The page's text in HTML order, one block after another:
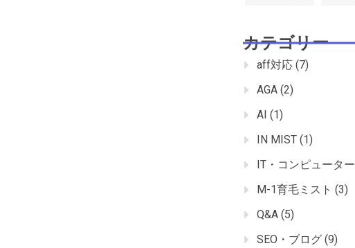
カテゴリー
aff対応 (7)
AGA (2)
AI (1)
IN MIST (1)
IT・コンピューター
M-1育毛ミスト (3)
Q&A (5)
SEO・ブログ (9)